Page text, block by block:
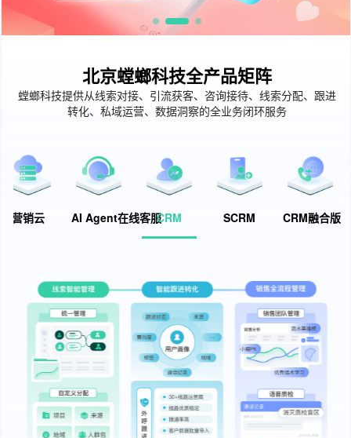
北京螳螂科技全产品矩阵
螳螂科技提供从线索对接、引流获客、咨询接待、线索分配、跟进
转化、私域运营、数据洞察的全业务闭环服务
营销云 AI Agent在线客服CRM SCRM CRM融合版